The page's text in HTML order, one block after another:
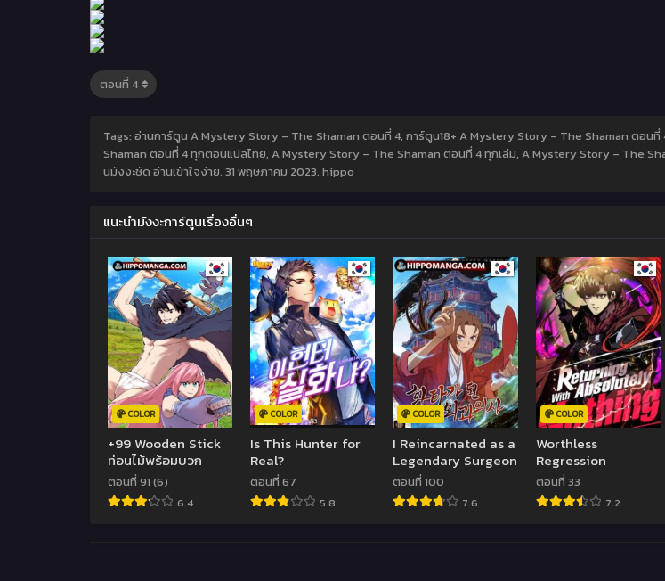
Tags: อ่านการ์ตูน A Mystery Story – The Shaman ตอนที่ 4, การ์ตูน18+ A Mystery Story – The Shaman ตอ
Shaman ตอนที่ 4 ทุกตอนแปลไทย, A Mystery Story – The Shaman ตอนที่ 4 ทุกเล่ม, A Mystery Story – The
นมังงะชัด อ่านเข้าใจง่าย, 31 พฤษภาคม 2023, hippo
แนะนำมังงะการ์ตูนเรื่องอื่นๆ
COLOR
+99 Wooden Stick
ท่อนไม้พร้อมบวก
ตอนที่ 91 (6)
6.4
COLOR
Is This Hunter for
Real?
ตอนที่ 67
5.8
COLOR
I Reincarnated as a
Legendary Surgeon
ตอนที่ 100
7.6
COLOR
Worthless
Regression
ตอนที่ 33
7.2